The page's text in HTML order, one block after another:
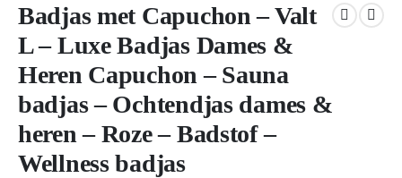
Badjas met Capuchon – Valt
L – Luxe Badjas Dames &
Heren Capuchon – Sauna
badjas – Ochtendjas dames &
heren – Roze – Badstof –
Wellness badjas